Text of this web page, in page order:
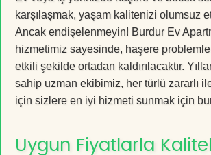
karşılaşmak, yaşam kalitenizi olumsuz
Ancak endişelenmeyin! Burdur Ev
hizmetimiz sayesinde, haşere
etkili şekilde ortadan kaldırılacaktır.
sahip uzman ekibimiz, her türlü zararlı
için sizlere en iyi hizmeti sunmak için
Uygun Fiyatlarla